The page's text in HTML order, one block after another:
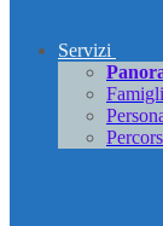
Servizi